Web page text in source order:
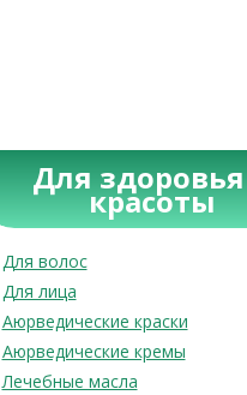
Для
красоты
Для волос
Для лица
Аюрведические краски
Аюрведические кремы
Лечебные масла